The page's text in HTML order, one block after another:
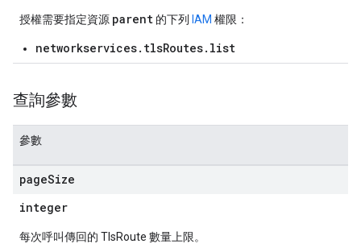
授權需要指定資源 parent 的下列 IAM 權限：
networkservices.tlsRoutes.list
查詢參數
參數
pageSize
integer
每次呼叫傳回的 TlsRoute 數量上限。